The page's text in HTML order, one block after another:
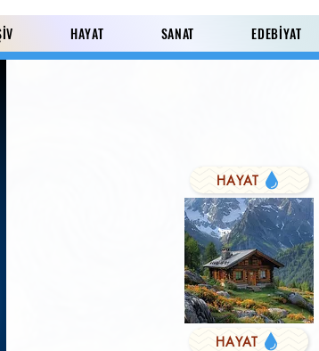
HAYAT SANAT EDEBİYAT
Paylaş
HAYAT
HAYAT